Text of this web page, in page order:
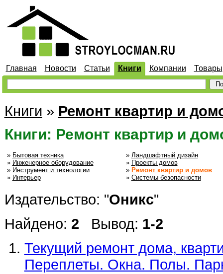
Главная Новости Статьи Книги Компании Товары
Книги » Ремонт квартир и
Книги: Ремонт квартир и
» Бытовая техника
» Инженерное оборудование
» Инструмент и технологии
» Интерьер
» Ландшафтный дизайн
» Проекты домов
» Ремонт квартир и домов
» Системы безопасности
Издательство: "Оникс"
Найдено: 2 Вывод: 1-2
Текущий ремонт дома,
Переплеты. Окна. Полы.